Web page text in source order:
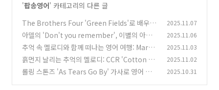
'팝송영어' 카테고리의 다른 글
The Brothers Four 'Green Fields'로 배우는
아련한 영어 표현: 추억 속 영어를 깨우다! (0)
2025.11.07
아델의 'Don't you remember', 이별의 아픔
속 영어 실력 '기억'하기: 심층 가사 분석!
(0)
2025.11.06
추억 속 멜로디와 함께 떠나는 영어 여행: Mary H
opkin의 "Those were the days" 가사 완전
정복!
(1)
2025.11.03
흙먼지 날리는 추억의 멜로디: CCR 'Cotton Fie
lds'로 미국 남부 영어 완전 정복! (0)
2025.11.02
롤링 스톤즈 'As Tears Go By' 가사로 영어 공
2025.10.31